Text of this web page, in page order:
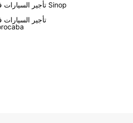
تأجير السيارات في Sinop
تأجير